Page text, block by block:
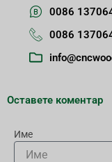
0086
0086
Оставете коментар
Име